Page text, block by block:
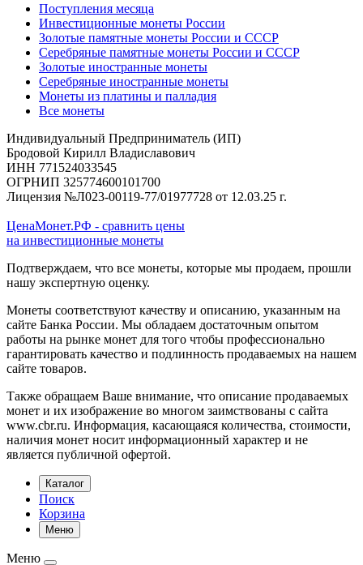
Поступления месяца
Инвестиционные монеты России
Золотые памятные монеты России и СССР
Серебряные памятные монеты России и СССР
Золотые иностранные монеты
Серебряные иностранные монеты
Монеты из платины и палладия
Все монеты
Индивидуальный Предприниматель (ИП)
Бродовой Кирилл Владиславович
ИНН 771524033545
ОГРНИП 325774600101700
Лицензия №Л023-00119-77/01977728 от 12.03.25 г.
ЦенаМонет.РФ - сравнить цены
на инвестиционные монеты
Подтверждаем, что все монеты, которые мы продаем, прошли
нашу экспертную оценку.
Монеты соответствуют качеству и описанию, указанным на
сайте Банка России. Мы обладаем достаточным опытом
работы на рынке монет для того чтобы профессионально
гарантировать качество и подлинность продаваемых на нашем
сайте товаров.
Также обращаем Ваше внимание, что описание продаваемых
монет и их изображение во многом заимствованы с сайта
www.cbr.ru. Информация, касающаяся количества, стоимости,
наличия монет носит информационный характер и не
является публичной офертой.
Каталог
Поиск
Корзина
Меню
Меню